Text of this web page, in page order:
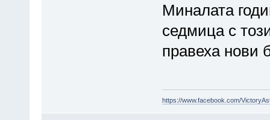
Миналата
седмица с
правеха нови
https://www.facebook.com/